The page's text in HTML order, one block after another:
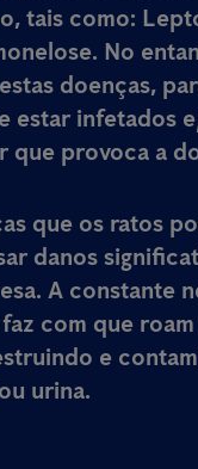
tais como:
No
doenças,
estar infetados
que provoca a
que os ratos
danos
. A constante
com que
e
urina.